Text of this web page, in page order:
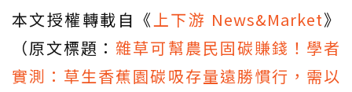
本文授權轉載自《上下游 News&Market》
（原文標題： 雜草可幫農民固碳賺錢！學者
實測：草生香蕉園碳吸存量遠勝慣行，需以